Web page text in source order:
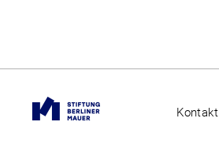
Kontakt